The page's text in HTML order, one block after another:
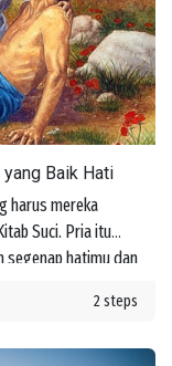
yang Baik Hati
harus mereka
Suci. Pria itu
segenap hatimu dan
manusia
2 steps